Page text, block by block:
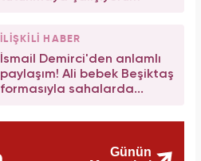
İLİŞKİLİ HABER
İsmail Demirci'den anlamlı
paylaşım! Ali bebek Beşiktaş
formasıyla sahalarda...